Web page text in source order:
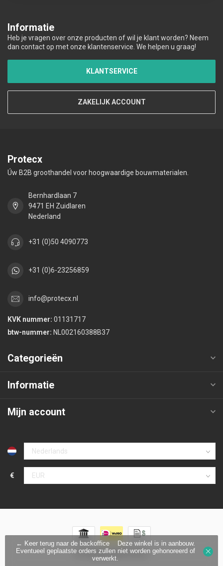
Informatie
Heb je vragen over onze producten of wil je klant worden? Neem
dan contact op met onze klantenservice. We helpen u graag!
KLANTSERVICE
ZAKELIJK ACCOUNT
Protecx
Úw B2B groothandel voor hoogwaardige bouwmaterialen.
Bernhardlaan 7
9471 EH Zuidlaren
Nederland
+31 (0)50 4090773
+31 (0)6-23256859
info@protecx.nl
KVK nummer: 01131717
btw-nummer: NL002160388B37
Categorieën
Informatie
Mijn account
€
© Copyright 2026 Protecx
← Keer terug naar de backofficeDeze winkel is in aanbouw.
Eventueel geplaatste orders zullen niet worden gehonoreerd of
verwerkt.